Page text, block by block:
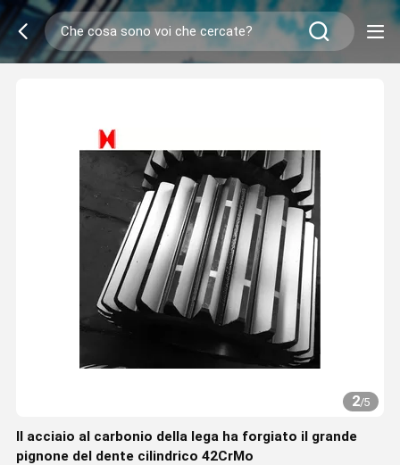
2/5
Il acciaio al carbonio della lega ha forgiato il grande
pignone del dente cilindrico 42CrMo